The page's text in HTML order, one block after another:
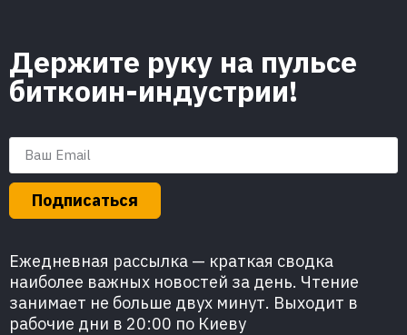
Держите руку на пульсе
биткоин-индустрии!
Подписаться
Ежедневная рассылка — краткая сводка
наиболее важных новостей за день. Чтение
занимает не больше двух минут. Выходит в
рабочие дни в 20:00 по Киеву